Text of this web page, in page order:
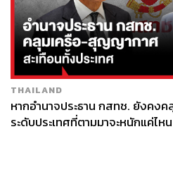
THAILAND
หากอำนาจประธาน กสทช. ยังคงค
ระดับประเทศที่ตามมาจะหนักแค่ไหน